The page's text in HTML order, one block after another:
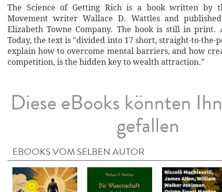
The Science of Getting Rich is a book written by
Movement writer Wallace D. Wattles and
Elizabeth Towne Company. The book is still in print.
Today, the text is "divided into 17 short, straight-to-the-
explain how to overcome mental barriers, and how
competition, is the hidden key to wealth attraction."
Diese eBooks könnten
gefallen
EBOOKS VOM SELBEN AUTOR